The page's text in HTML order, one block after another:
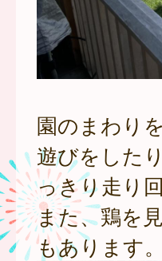
園のまわり
遊びをした
っきり走り
また、鶏を
もあります。